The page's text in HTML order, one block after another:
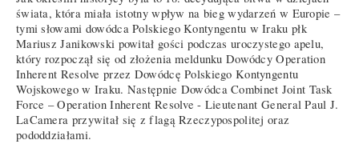
świata, która miała istotny wpływ na bieg wydarzeń w Europie –
tymi słowami dowódca Polskiego Kontyngentu w Iraku płk
Mariusz Janikowski powitał gości podczas uroczystego apelu,
który rozpoczął się od złożenia meldunku Dowódcy Operation
Inherent Resolve przez Dowódcę Polskiego Kontyngentu
Wojskowego w Iraku. Następnie Dowódca Combinet Joint Task
Force – Operation Inherent Resolve - Lieutenant General Paul J.
LaCamera przywitał się z flagą Rzeczypospolitej oraz
pododdziałami.